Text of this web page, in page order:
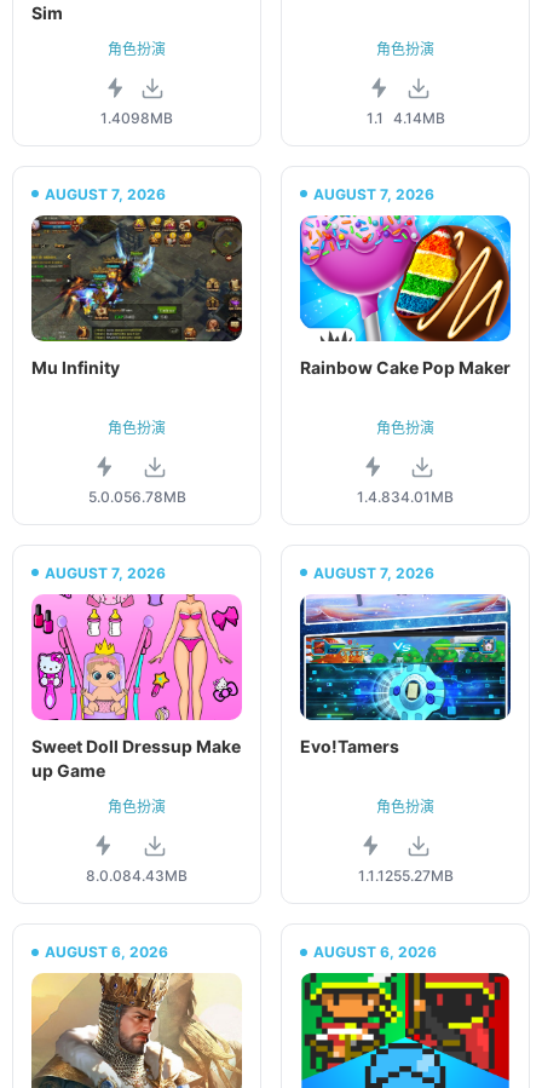
Sim
角色扮演
1.4098MB
角色扮演
1.1 4.14MB
AUGUST 7, 2026
Mu Infinity
角色扮演
5.0.056.78MB
AUGUST 7, 2026
Rainbow Cake Pop Maker
角色扮演
1.4.834.01MB
AUGUST 7, 2026
Sweet Doll Dressup Make
up Game
角色扮演
8.0.084.43MB
AUGUST 7, 2026
Evo!Tamers
角色扮演
1.1.1255.27MB
AUGUST 6, 2026 AUGUST 6, 2026